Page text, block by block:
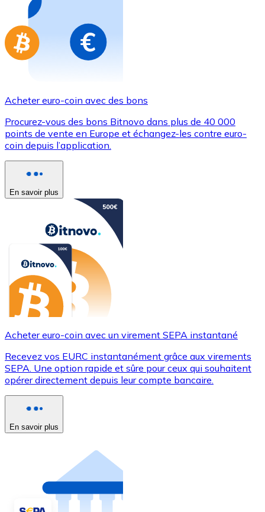
Aller à la boutique de cartes-cadeaux
Acheter euro-coin avec des bons
Procurez-vous des bons Bitnovo dans plus de 40 000
points de vente en Europe et échangez-les contre euro-
coin depuis l’application.
En savoir plus
Acheter euro-coin avec un virement SEPA instantané
Recevez vos EURC instantanément grâce aux virements
SEPA. Une option rapide et sûre pour ceux qui souhaitent
opérer directement depuis leur compte bancaire.
En savoir plus